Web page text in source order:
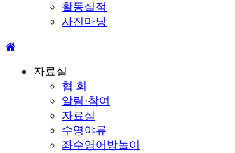
활동실적
사진마당
자료실
협 회
알림·참여
자료실
수영야류
좌수영어방놀이